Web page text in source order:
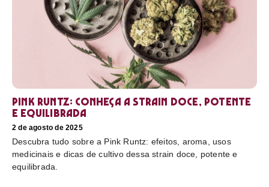
Pink Runtz: conheça a strain doce, potente
e equilibrada
2 de agosto de 2025
Descubra tudo sobre a Pink Runtz: efeitos, aroma, usos
medicinais e dicas de cultivo dessa strain doce, potente e
equilibrada.